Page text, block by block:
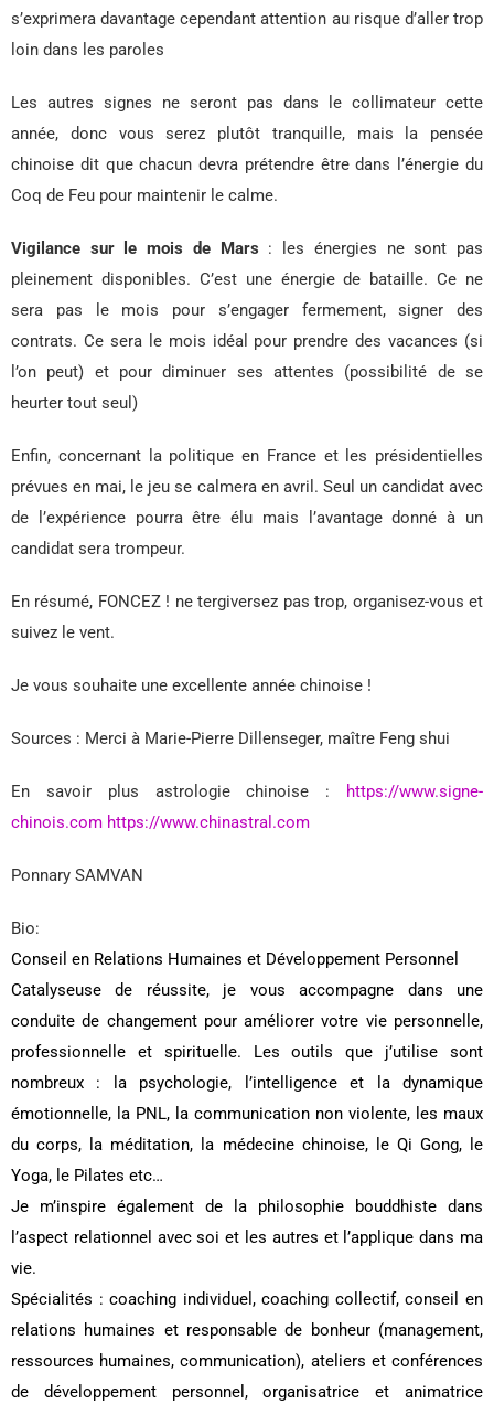
s’exprimera davantage cependant attention au risque d’aller trop
loin dans les paroles
Les autres signes ne seront pas dans le collimateur cette
année, donc vous serez plutôt tranquille, mais la pensée
chinoise dit que chacun devra prétendre être dans l’énergie du
Coq de Feu pour maintenir le calme.
Vigilance sur le mois de Mars : les énergies ne sont pas
pleinement disponibles. C’est une énergie de bataille. Ce ne
sera pas le mois pour s’engager fermement, signer des
contrats. Ce sera le mois idéal pour prendre des vacances (si
l’on peut) et pour diminuer ses attentes (possibilité de se
heurter tout seul)
Enfin, concernant la politique en France et les présidentielles
prévues en mai, le jeu se calmera en avril. Seul un candidat avec
de l’expérience pourra être élu mais l’avantage donné à un
candidat sera trompeur.
En résumé, FONCEZ ! ne tergiversez pas trop, organisez-vous et
suivez le vent.
Je vous souhaite une excellente année chinoise !
Sources : Merci à Marie-Pierre Dillenseger, maître Feng shui
En savoir plus astrologie chinoise :
https://www.signe-
chinois.com https://www.chinastral.com
Ponnary SAMVAN
Bio:
Conseil en Relations Humaines et Développement Personnel
Catalyseuse de réussite, je vous accompagne dans une
conduite de changement pour améliorer votre vie personnelle,
professionnelle et spirituelle. Les outils que j’utilise sont
nombreux : la psychologie, l’intelligence et la dynamique
émotionnelle, la PNL, la communication non violente, les maux
du corps, la méditation, la médecine chinoise, le Qi Gong, le
Yoga, le Pilates etc…
Je m’inspire également de la philosophie bouddhiste dans
l’aspect relationnel avec soi et les autres et l’applique dans ma
vie.
Spécialités : coaching individuel, coaching collectif, conseil en
relations humaines et responsable de bonheur (management,
ressources humaines, communication), ateliers et conférences
de développement personnel, organisatrice et animatrice